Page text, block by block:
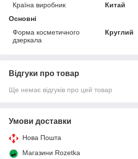
Країна виробник
Китай
Основні
Форма косметичного
дзеркала
Круглий
Відгуки про товар
Ще немає відгуків про цей товар
Умови доставки
Нова Пошта
Магазини Rozetka